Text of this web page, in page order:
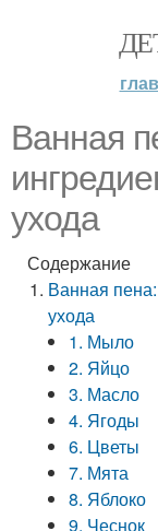
Ванная
ухода
Содержание
Ванная
ухода
1. Мыло
2. Яйцо
3. Масло
4. Ягоды
6. Цветы
7. Мята
8. Яблоко
9. Чеснок